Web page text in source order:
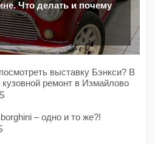
Что делать и почему
выставку Бэнкси? В
ремонт в Измайлово
– одно и то же?!